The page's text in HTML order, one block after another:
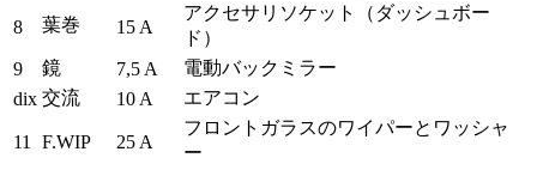
8 葉巻 15 A
アクセサリソケット（ダッシュボー
ド）
9
鏡 7,5 A
電動バックミラー
dix 交流 10 A エアコン
11 F.WIP 25 A
フロントガラスのワイパーとワッシャ
ー